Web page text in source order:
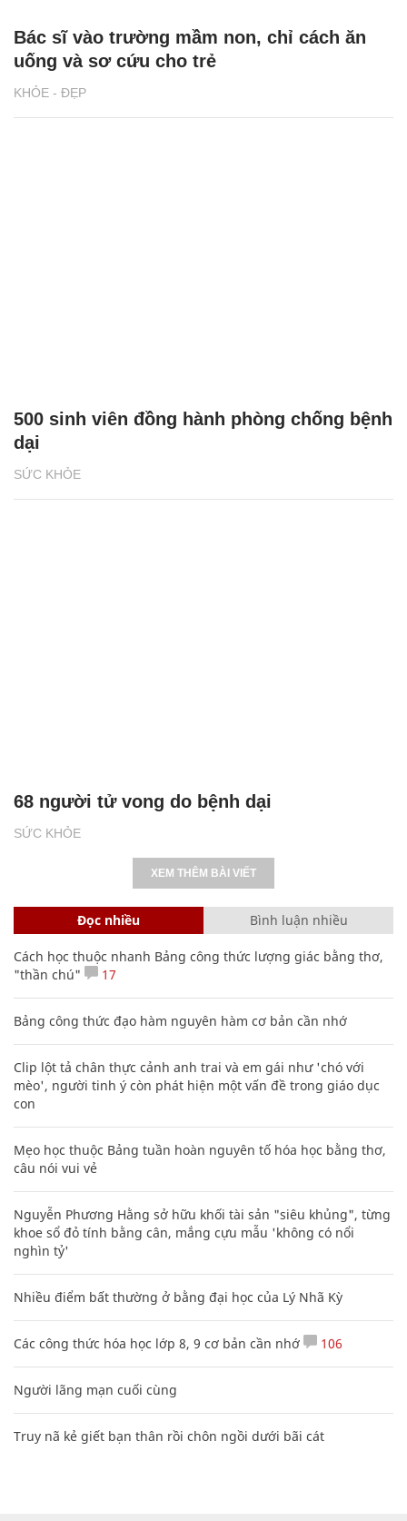
KHỎE - ĐẸP
Bác sĩ vào trường mầm non, chỉ cách ăn
uống và sơ cứu cho trẻ
SỨC KHỎE
500 sinh viên đồng hành phòng chống bệnh
dại
SỨC KHỎE
68 người tử vong do bệnh dại
XEM THÊM BÀI VIẾT
Đọc nhiều Bình luận nhiều
Cách học thuộc nhanh Bảng công thức lượng giác bằng thơ,
"thần chú"
17
Bảng công thức đạo hàm nguyên hàm cơ bản cần nhớ
Clip lột tả chân thực cảnh anh trai và em gái như 'chó với
mèo', người tinh ý còn phát hiện một vấn đề trong giáo dục
con
Mẹo học thuộc Bảng tuần hoàn nguyên tố hóa học bằng thơ,
câu nói vui vẻ
Nguyễn Phương Hằng sở hữu khối tài sản "siêu khủng", từng
khoe sổ đỏ tính bằng cân, mắng cựu mẫu 'không có nổi
nghìn tỷ'
Nhiều điểm bất thường ở bằng đại học của Lý Nhã Kỳ
Các công thức hóa học lớp 8, 9 cơ bản cần nhớ 106
Người lãng mạn cuối cùng
Truy nã kẻ giết bạn thân rồi chôn ngồi dưới bãi cát